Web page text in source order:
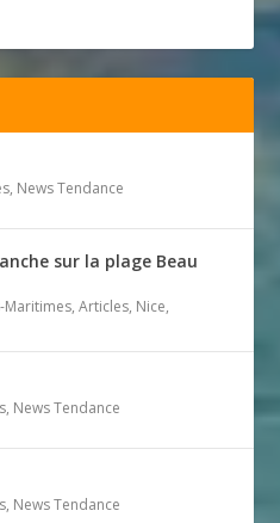
, News Tendance
sur la plage Beau
Maritimes,Articles, Nice,
, News Tendance
, News Tendance